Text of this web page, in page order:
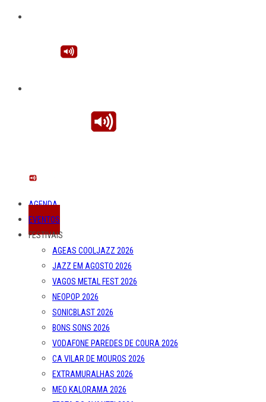
AGENDA
EVENTOS
FESTIVAIS
AGEAS COOLJAZZ 2026
JAZZ EM AGOSTO 2026
VAGOS METAL FEST 2026
NEOPOP 2026
SONICBLAST 2026
BONS SONS 2026
VODAFONE PAREDES DE COURA 2026
CA VILAR DE MOUROS 2026
EXTRAMURALHAS 2026
MEO KALORAMA 2026